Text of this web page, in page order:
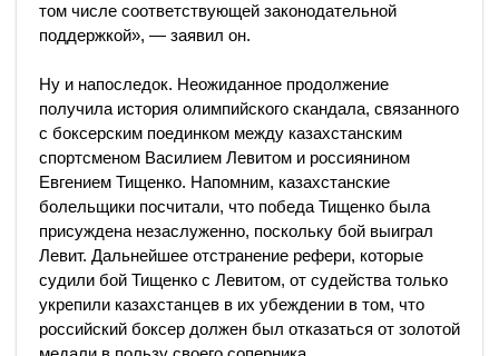
том числе соответствующей законодательной
поддержкой», — заявил он.
Ну и напоследок. Неожиданное продолжение
получила история олимпийского скандала, связанного
с боксерским поединком между казахстанским
спортсменом Василием Левитом и россиянином
Евгением Тищенко. Напомним, казахстанские
болельщики посчитали, что победа Тищенко была
присуждена незаслуженно, поскольку бой выиграл
Левит. Дальнейшее отстранение рефери, которые
судили бой Тищенко с Левитом, от судейства только
укрепили казахстанцев в их убеждении в том, что
российский боксер должен был отказаться от золотой